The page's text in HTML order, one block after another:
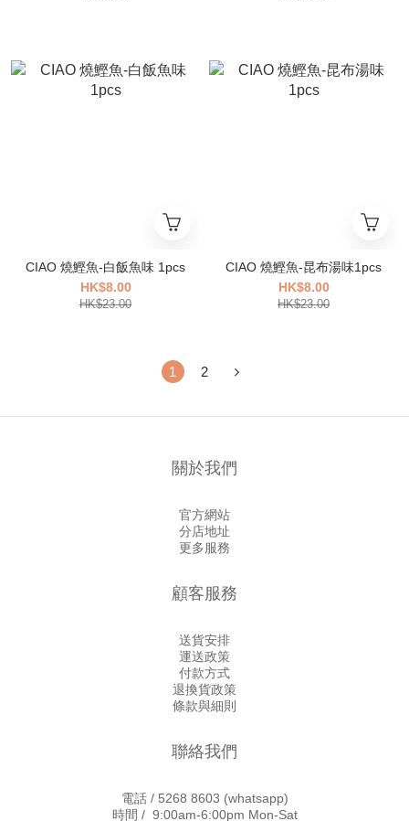
CIAO 燒鰹魚-白飯魚味 1pcs
HK$8.00
HK$23.00
CIAO 燒鰹魚-昆布湯味1pcs
HK$8.00
HK$23.00
1 2
關於我們
官方網站
分店地址
更多服務
顧客服務
送貨安排
運送政策
付款方式
退換貨政策
條款與細則
聯絡我們
電話 / 5268 8603 (whatsapp)
時間 / 9:00am-6:00pm Mon-Sat